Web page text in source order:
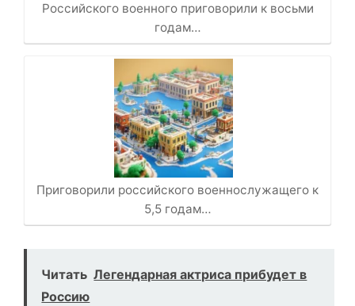
Российского военного приговорили к восьми
годам…
Приговорили российского военнослужащего к
5,5 годам…
Читать Легендарная актриса прибудет в
Россию